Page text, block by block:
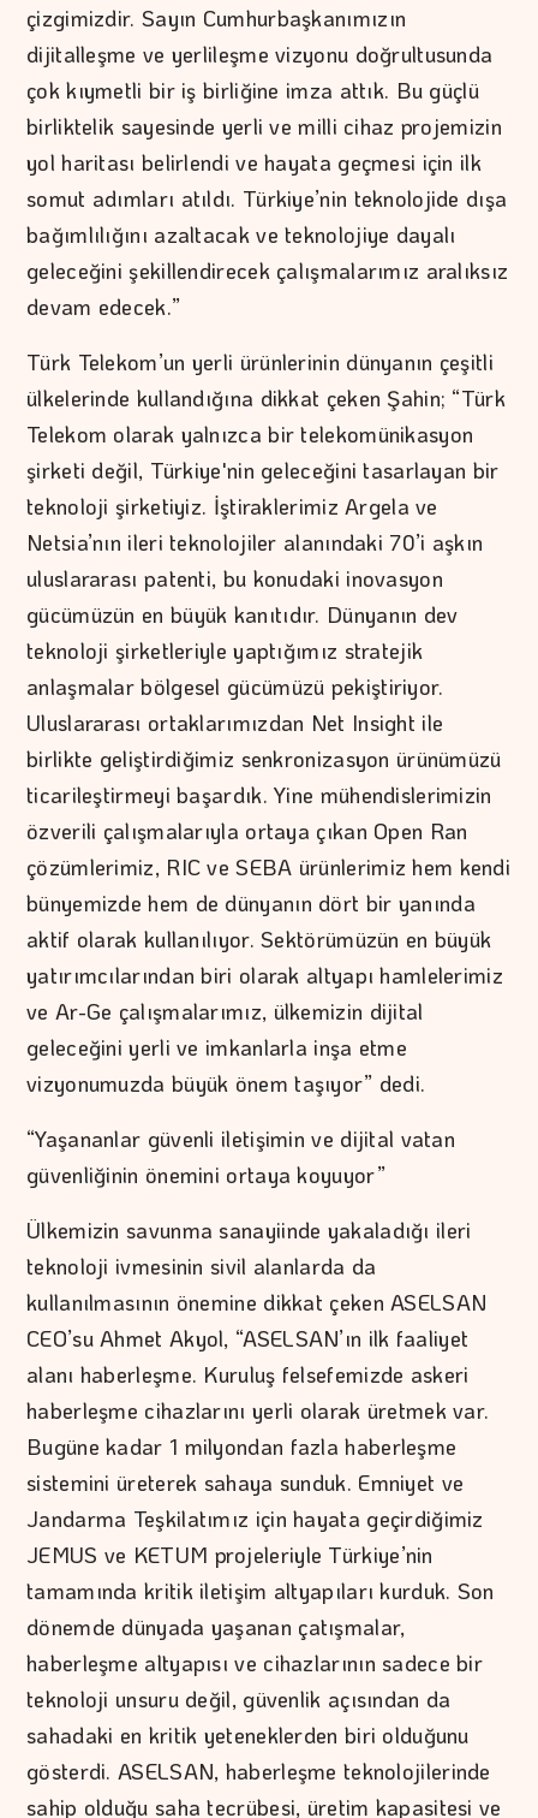
çizgimizdir. Sayın Cumhurbaşkanımızın
dijitalleşme ve yerlileşme vizyonu doğrultusunda
çok kıymetli bir iş birliğine imza attık. Bu güçlü
birliktelik sayesinde yerli ve milli cihaz projemizin
yol haritası belirlendi ve hayata geçmesi için ilk
somut adımları atıldı. Türkiye’nin teknolojide dışa
bağımlılığını azaltacak ve teknolojiye dayalı
geleceğini şekillendirecek çalışmalarımız aralıksız
devam edecek.”
Türk Telekom’un yerli ürünlerinin dünyanın çeşitli
ülkelerinde kullandığına dikkat çeken Şahin; “Türk
Telekom olarak yalnızca bir telekomünikasyon
şirketi değil, Türkiye'nin geleceğini tasarlayan bir
teknoloji şirketiyiz. İştiraklerimiz Argela ve
Netsia’nın ileri teknolojiler alanındaki 70’i aşkın
uluslararası patenti, bu konudaki inovasyon
gücümüzün en büyük kanıtıdır. Dünyanın dev
teknoloji şirketleriyle yaptığımız stratejik
anlaşmalar bölgesel gücümüzü pekiştiriyor.
Uluslararası ortaklarımızdan Net Insight ile
birlikte geliştirdiğimiz senkronizasyon ürünümüzü
ticarileştirmeyi başardık. Yine mühendislerimizin
özverili çalışmalarıyla ortaya çıkan Open Ran
çözümlerimiz, RIC ve SEBA ürünlerimiz hem kendi
bünyemizde hem de dünyanın dört bir yanında
aktif olarak kullanılıyor. Sektörümüzün en büyük
yatırımcılarından biri olarak altyapı hamlelerimiz
ve Ar-Ge çalışmalarımız, ülkemizin dijital
geleceğini yerli ve imkanlarla inşa etme
vizyonumuzda büyük önem taşıyor” dedi.
“Yaşananlar güvenli iletişimin ve dijital vatan
güvenliğinin önemini ortaya koyuyor”
Ülkemizin savunma sanayiinde yakaladığı ileri
teknoloji ivmesinin sivil alanlarda da
kullanılmasının önemine dikkat çeken ASELSAN
CEO’su Ahmet Akyol, “ASELSAN’ın ilk faaliyet
alanı haberleşme. Kuruluş felsefemizde askeri
haberleşme cihazlarını yerli olarak üretmek var.
Bugüne kadar 1 milyondan fazla haberleşme
sistemini üreterek sahaya sunduk. Emniyet ve
Jandarma Teşkilatımız için hayata geçirdiğimiz
JEMUS ve KETUM projeleriyle Türkiye’nin
tamamında kritik iletişim altyapıları kurduk. Son
dönemde dünyada yaşanan çatışmalar,
haberleşme altyapısı ve cihazlarının sadece bir
teknoloji unsuru değil, güvenlik açısından da
sahadaki en kritik yeteneklerden biri olduğunu
gösterdi. ASELSAN, haberleşme teknolojilerinde
sahip olduğu saha tecrübesi, üretim kapasitesi ve